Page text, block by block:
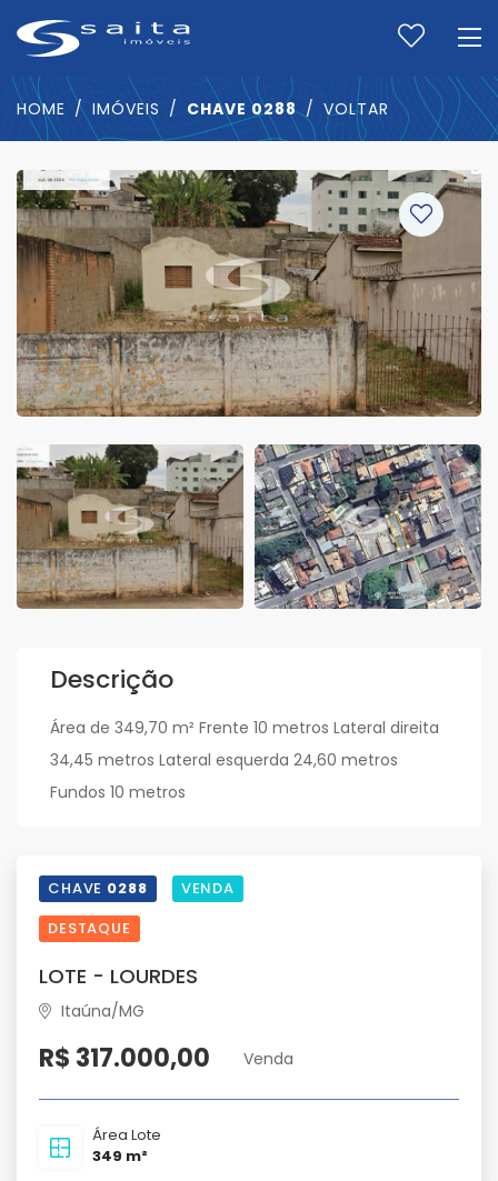
HOME IMÓVEIS CHAVE 0288 VOLTAR
Descrição
Área de 349,70 m² Frente 10 metros Lateral direita
34,45 metros Lateral esquerda 24,60 metros
Fundos 10 metros
CHAVE 0288
VENDA
DESTAQUE
LOTE - LOURDES
Itaúna/MG
R$ 317.000,00 Venda
Área Lote
349 m²